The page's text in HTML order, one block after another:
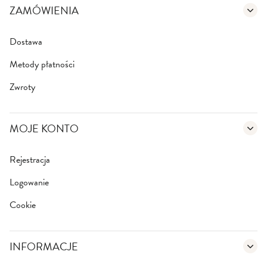
e
t
e
:
ZAMÓWIENIA
Dostawa
Metody płatności
Zwroty
MOJE KONTO
Rejestracja
Logowanie
Cookie
INFORMACJE